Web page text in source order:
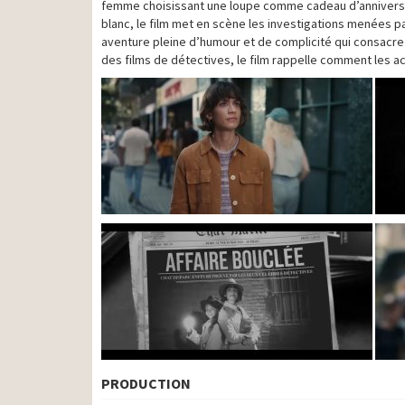
femme choisissant une loupe comme cadeau
blanc, le film met en scène les investigations menées
aventure pleine d’humour et de complicité qui
des films de détectives, le film rappelle comment les
PRODUCTION